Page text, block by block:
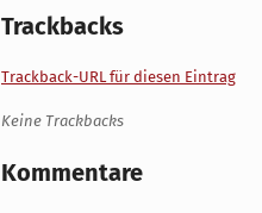
Trackbacks
Trackback-URL für diesen Eintrag
Keine Trackbacks
Kommentare